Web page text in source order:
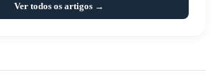
Ver todos os artigos →